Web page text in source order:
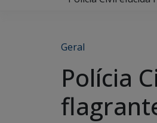
Geral
Polícia